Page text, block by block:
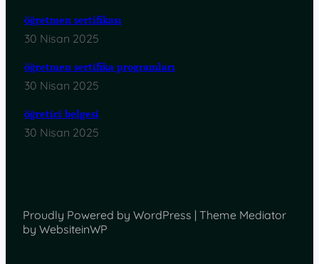
öğretmen sertifikası
30 Nisan 2025
öğretmen sertifika programları
30 Nisan 2025
öğretici belgesi
30 Nisan 2025
Proudly Powered by WordPress | Theme Mediator
by WebsiteinWP